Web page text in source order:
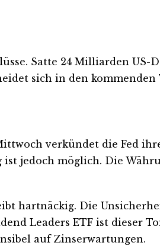
Satte 24 Milliarden US-
sich in den
verkündet die Fed
jedoch möglich. Die
hartnäckig. Die
Leaders ETF ist dieser
auf Zinserwartungen.